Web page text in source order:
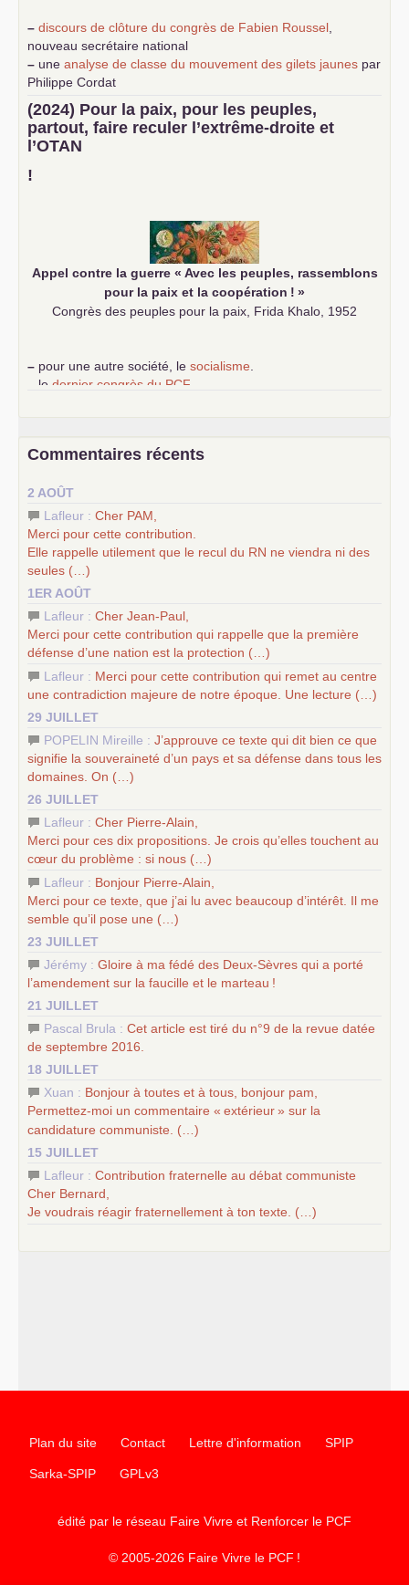
– discours de clôture du congrès de Fabien Roussel
nouveau secrétaire national
– une analyse de classe du mouvement des gilets jaunes par
Philippe Cordat
–
un texte de Jean-Claude Delaunay
le marxisme est la
science sociale de notre temps
–un appel proposé aux partis communistes et ouvrier
d’Europe
–
(2024) Pour la paix, pour les peuples,
partout, faire reculer l’extrême-droite et
l’OTAN
!
Appel contre la guerre « Avec les peuples, rassemblons
pour la paix et la coopération ! »
Congrès des peuples pour la paix, Frida Khalo, 1952
– pour une autre société, le socialisme
le dernier congrès du PCF
science sociale de notre temps
d’Europe
–lescinq chantiers pour contribuer au débat sur le projet
communiste
Commentaires récents
2 AOÛT
Lafleur : Cher PAM
Merci pour cette contribution.
Elle rappelle utilement que le recul du RN ne viendra ni des
seules (…)
1ER AOÛT
Lafleur : Cher Jean-Paul,
Merci pour cette contribution qui rappelle que la première
défense d’une nation est la protection (…)
Lafleur : Merci pour cette contribution qui remet au centre
une contradiction majeure de notre époque. Une lecture (…)
29 JUILLET
POPELIN Mireille : J’approuve ce texte qui dit bien ce que
signifie la souveraineté d’un pays et sa défense dans tous les
domaines. On (…)
26 JUILLET
Lafleur : Cher Pierre-Alain,
Merci pour ces dix propositions. Je crois qu’elles touchent au
cœur du problème : si nous (…)
Lafleur : Bonjour Pierre-Alain,
Merci pour ce texte, que j’ai lu avec beaucoup d’intérêt. Il me
semble qu’il pose une (…)
23 JUILLET
Jérémy : Gloire à ma fédé des Deux-Sèvres qui a porté
l’amendement sur la faucille et le marteau !
21 JUILLET
Pascal Brula : Cet article est tiré du n°9 de la revue datée
de septembre 2016.
18 JUILLET
Xuan : Bonjour à toutes et à tous, bonjour pam,
Permettez-moi un commentaire « extérieur» sur la
candidature communiste. (…)
15 JUILLET
Lafleur : Contribution fraternelle au débat communiste
Cher Bernard,
Je voudrais réagir fraternellement à ton texte. (…)
Plan du site Contact Lettre d'information SPIP
Sarka-SPIP GPLv3
édité par le réseau Faire Vivre et Renforcer le PCF
© 2005-2026 Faire Vivre le PCF !